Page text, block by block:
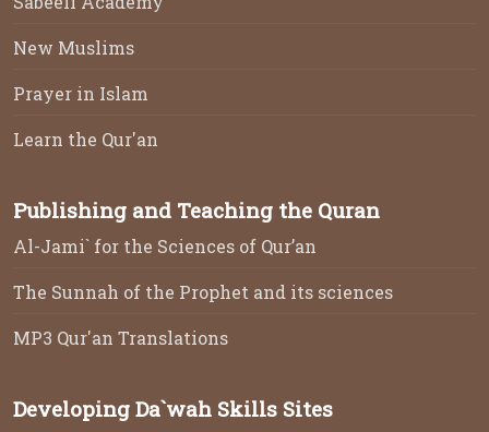
New Muslims
Prayer in Islam
Learn the Qur'an
Publishing and Teaching the Quran
Al-Jami` for the Sciences of Qur’an
The Sunnah of the Prophet and its sciences
MP3 Qur'an Translations
Developing Da`wah Skills Sites